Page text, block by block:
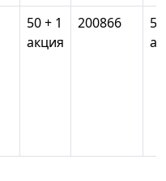
50 + 1
акция
200866